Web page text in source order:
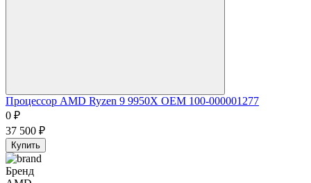
Процессор AMD Ryzen 9 9950X OEM 100-000001277
0 ₽
37 500 ₽
Купить
Бренд